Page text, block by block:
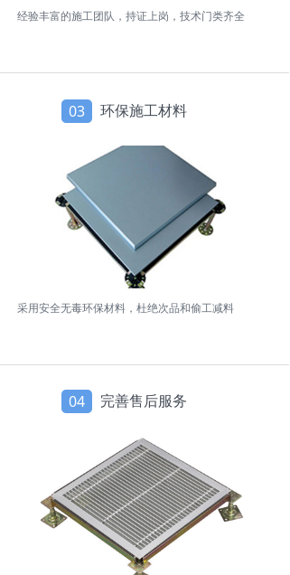
经验丰富的施工团队，持证上岗，技术门类齐全
采用安全无毒环保材料，杜绝次品和偷工减料
03 环保施工材料
04 完善售后服务